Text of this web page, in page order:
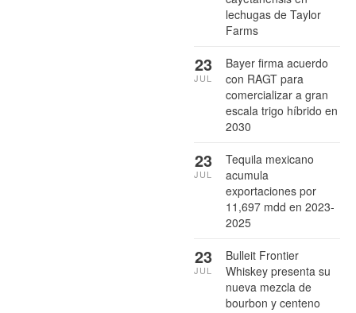
lechugas de Taylor
Farms
Bayer firma acuerdo
con RAGT para
comercializar a gran
escala trigo híbrido en
2030
23
JUL
Tequila mexicano
acumula
exportaciones por
11,697 mdd en 2023-
2025
23
JUL
Bulleit Frontier
Whiskey presenta su
nueva mezcla de
bourbon y centeno
23
JUL